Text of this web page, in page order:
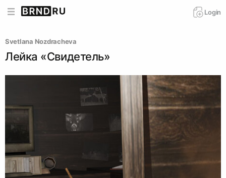
Login
Svetlana Nozdracheva
Лейка «Свидетель»